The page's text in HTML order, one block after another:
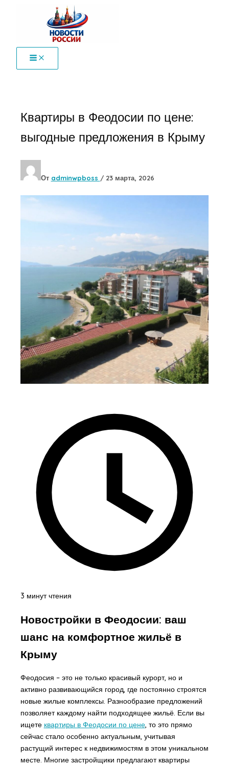
содержимому
Квартиры в Феодосии по цене:
выгодные предложения в Крыму
От adminwpboss / 23 марта, 2026
3 минут чтения
Новостройки в Феодосии: ваш
шанс на комфортное жильё в
Крыму
Феодосия – это не только красивый курорт, но и
активно развивающийся город, где постоянно строятся
новые жилые комплексы. Разнообразие предложений
позволяет каждому найти подходящее жильё. Если вы
ищете квартиры в Феодосии по цене, то это прямо
сейчас стало особенно актуальным, учитывая
растущий интерес к недвижимостям в этом уникальном
месте. Многие застройщики предлагают квартиры